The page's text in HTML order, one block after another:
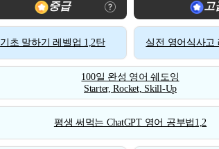
중급 고
기초 말하기 레벨업 1,2탄 실전 영어식사고
100일 완성 영어 쉐도잉
Starter, Rocket, Skill-Up
평생 써먹는 ChatGPT 영어 공부법1,2